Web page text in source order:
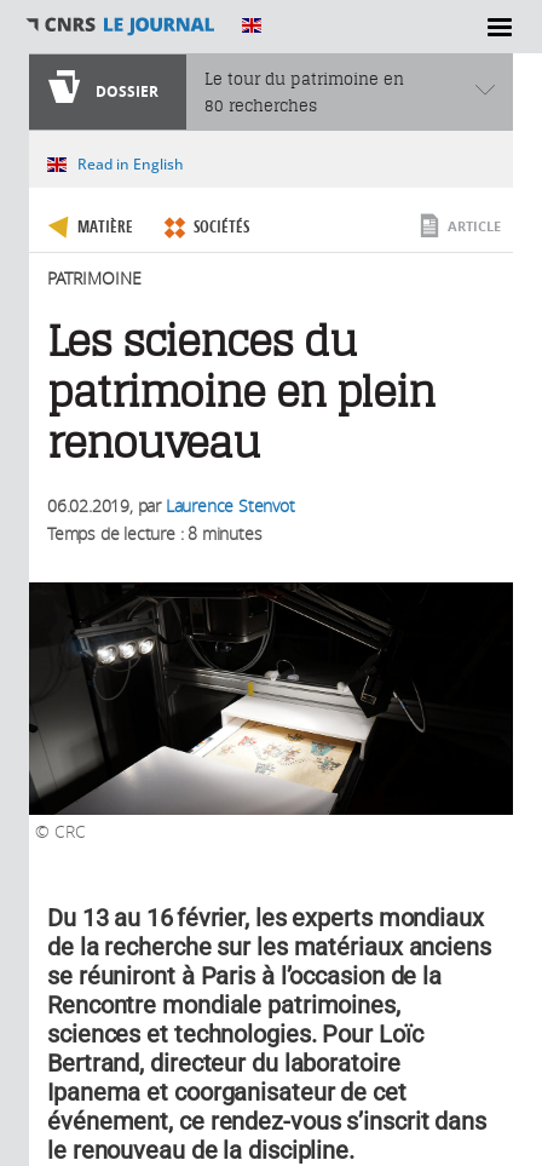
SECTIONS
DOSSIER
Le tour du patrimoine en
80 recherches
Vous êtes ici
Read in English
MATIÈRE SOCIÉTÉS
PATRIMOINE
ARTICLE
Les sciences du
patrimoine en plein
renouveau
06.02.2019, par Laurence Stenvot
Temps de lecture : 8 minutes
CRC
Du 13 au 16 février, les experts mondiaux
de la recherche sur les matériaux anciens
se réuniront à Paris à l’occasion de la
Rencontre mondiale patrimoines,
sciences et technologies. Pour Loïc
Bertrand, directeur du laboratoire
Ipanema et coorganisateur de cet
événement, ce rendez-vous s’inscrit dans
le renouveau de la discipline.